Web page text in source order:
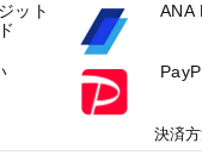
ット
ANA
決済